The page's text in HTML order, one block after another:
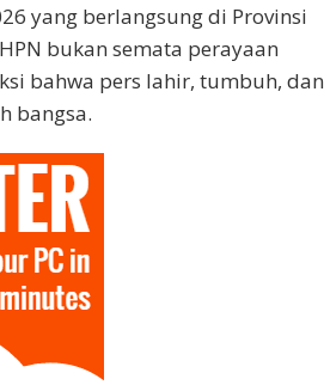
yang berlangsung di Provinsi
bukan semata perayaan
bahwa pers lahir, tumbuh, dan
bangsa.